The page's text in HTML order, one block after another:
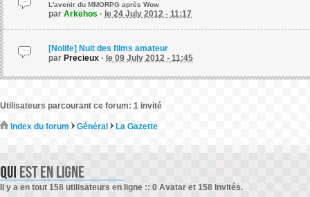
L'avenir du MMORPG après Wow
par Arkehos · le 24 July 2012 - 11:17
[Nolife] Nuit des films amateur
par Precieux · le 09 July 2012 - 11:45
Utilisateurs parcourant ce forum: 1 invité
Index du forum Général La Gazette
Il y a en tout 158 utilisateurs en ligne :: 0 Avatar et 158 Invités.